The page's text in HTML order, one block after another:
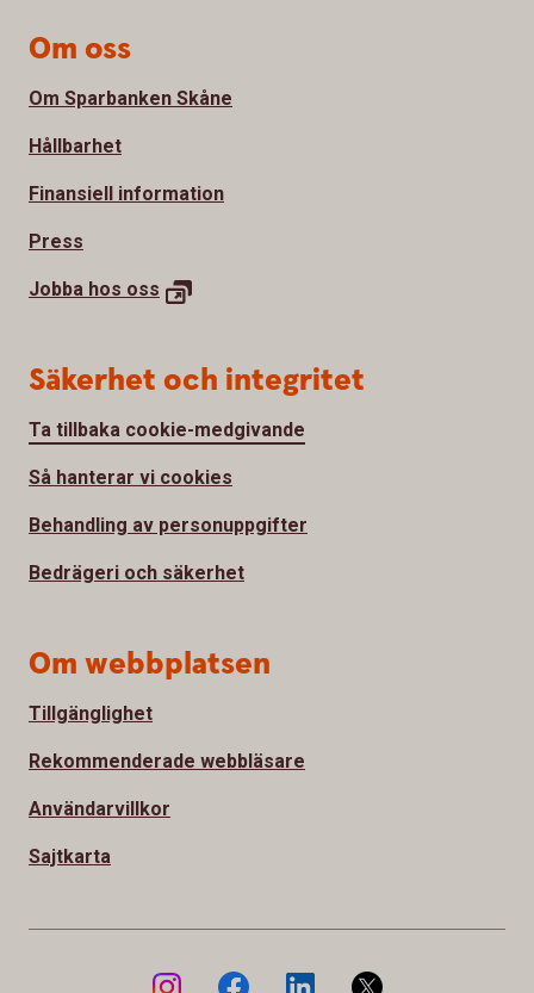
Om oss
Om Sparbanken Skåne
Hållbarhet
Finansiell information
Press
Jobba hos oss
Säkerhet och integritet
Ta tillbaka cookie-medgivande
Så hanterar vi cookies
Behandling av personuppgifter
Bedrägeri och säkerhet
Om webbplatsen
Tillgänglighet
Rekommenderade webbläsare
Användarvillkor
Sajtkarta